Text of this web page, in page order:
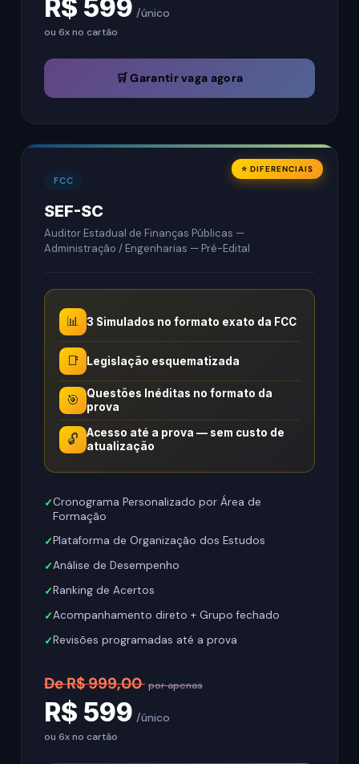
R$ 599 /único
ou 6x no cartão
🛒 Garantir vaga agora
⭐ DIFERENCIAIS
FCC
SEF-SC
Auditor Estadual de Finanças Públicas —
Administração / Engenharias — Pré-Edital
📊 3 Simulados no formato exato da FCC
📑 Legislação esquematizada
🎯
Questões Inéditas no formato da
prova
🔓
Acesso até a prova — sem custo de
atualização
Cronograma Personalizado por Área de
Formação
Plataforma de Organização dos Estudos
Análise de Desempenho
Ranking de Acertos
Acompanhamento direto + Grupo fechado
Revisões programadas até a prova
De R$ 999,00 por apenas
R$ 599 /único
ou 6x no cartão